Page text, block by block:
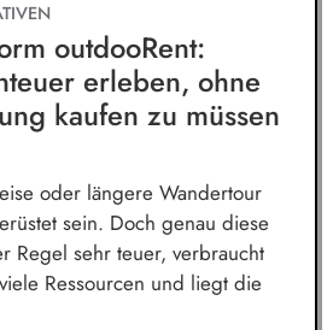
outdooRent:
erleben, ohne
kaufen zu müssen
oder längere Wandertour
sein. Doch genau diese
Regel sehr teuer, verbraucht
Ressourcen und liegt die